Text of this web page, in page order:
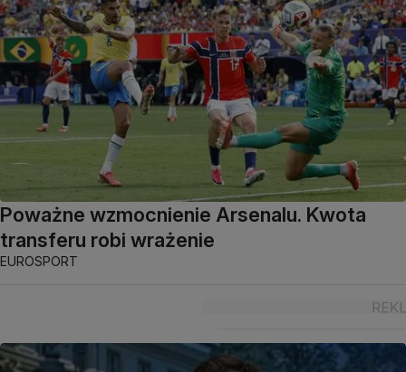
Poważne wzmocnienie Arsenalu. Kwota
transferu robi wrażenie
EUROSPORT